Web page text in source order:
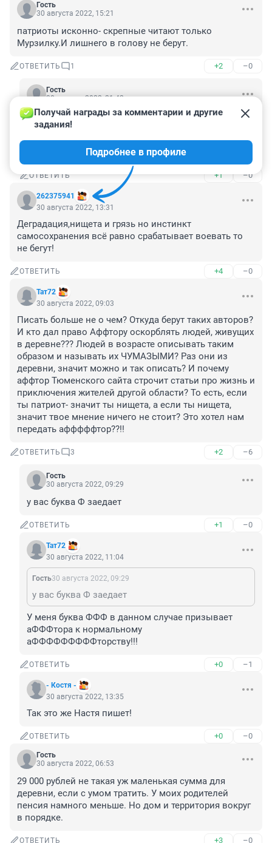
Гость
30 августа 2022, 15:21
патриоты исконно- скрепные читают только
Мурзилку.И лишнего в голову не берут.
ОТВЕТИТЬ 1 +2 –0
Гость
30 августа 2022, 21:42
Если бы "Мурзилку", это хоть добрый, позитивный
журнал.
Там кроме "пятиминуток ненависти" Скабеевой и
Соловьева ничего нет в головах.
ОТВЕТИТЬ +1 –0
262375941
Получай награды за комментарии и другие
задания!
Подробнее в профиле
30 августа 2022, 13:31
Деградация,нищета и грязь но инстинкт
самосохранения всё равно срабатывает воевать то
не бегут!
ОТВЕТИТЬ +4 –0
Тат72
30 августа 2022, 09:03
Писать больше не о чем? Откуда берут таких авторов?
И кто дал право Аффтору оскорблять людей, живущих
в деревне??? Людей в возрасте описывать таким
образом и называть их ЧУМАЗЫМИ? Раз они из
деревни, значит можно и так описать? И почему
аффтор Тюменского сайта строчит статьи про жизнь и
приключения жителей другой области? То есть, если
ты патриот- значит ты нищета, а если ты нищета,
значит твое мнение ничего не стоит? Это хотел нам
передать афффффтор??!!
ОТВЕТИТЬ 3 +2 –6
Гость
30 августа 2022, 09:29
у вас буква Ф заедает
ОТВЕТИТЬ +1 –0
Тат72
30 августа 2022, 11:04
Гость30 августа 2022, 09:29
у вас буква Ф заедает
У меня буква ФФФ в данном случае призывает
аФФФтора к нормальному
аФФФФФФФФФторству!!!
ОТВЕТИТЬ +0 –1
- Костя -
30 августа 2022, 13:35
Так это же Настя пишет!
ОТВЕТИТЬ +0 –0
Гость
30 августа 2022, 06:53
29 000 рублей не такая уж маленькая сумма для
деревни, если с умом тратить. У моих родителей
пенсия намного меньше. Но дом и территория вокруг
в порядке.
ОТВЕТИТЬ +3 –0